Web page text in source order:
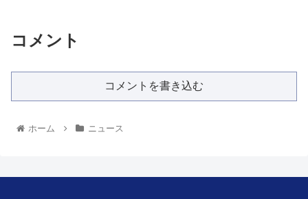
コメント
コメントを書き込む
ホーム ニュース